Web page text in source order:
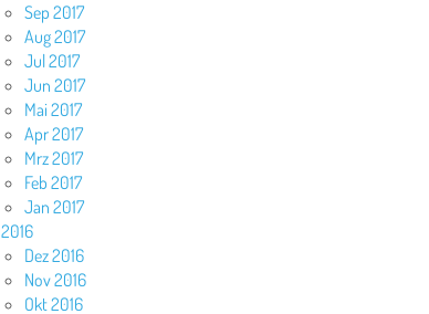
Sep 2017
Aug 2017
Jul 2017
Jun 2017
Mai 2017
Apr 2017
Mrz 2017
Feb 2017
Jan 2017
2016
Dez 2016
Nov 2016
Okt 2016